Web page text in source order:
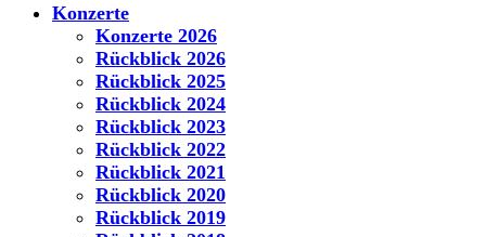
Konzerte
Konzerte 2026
Rückblick 2026
Rückblick 2025
Rückblick 2024
Rückblick 2023
Rückblick 2022
Rückblick 2021
Rückblick 2020
Rückblick 2019